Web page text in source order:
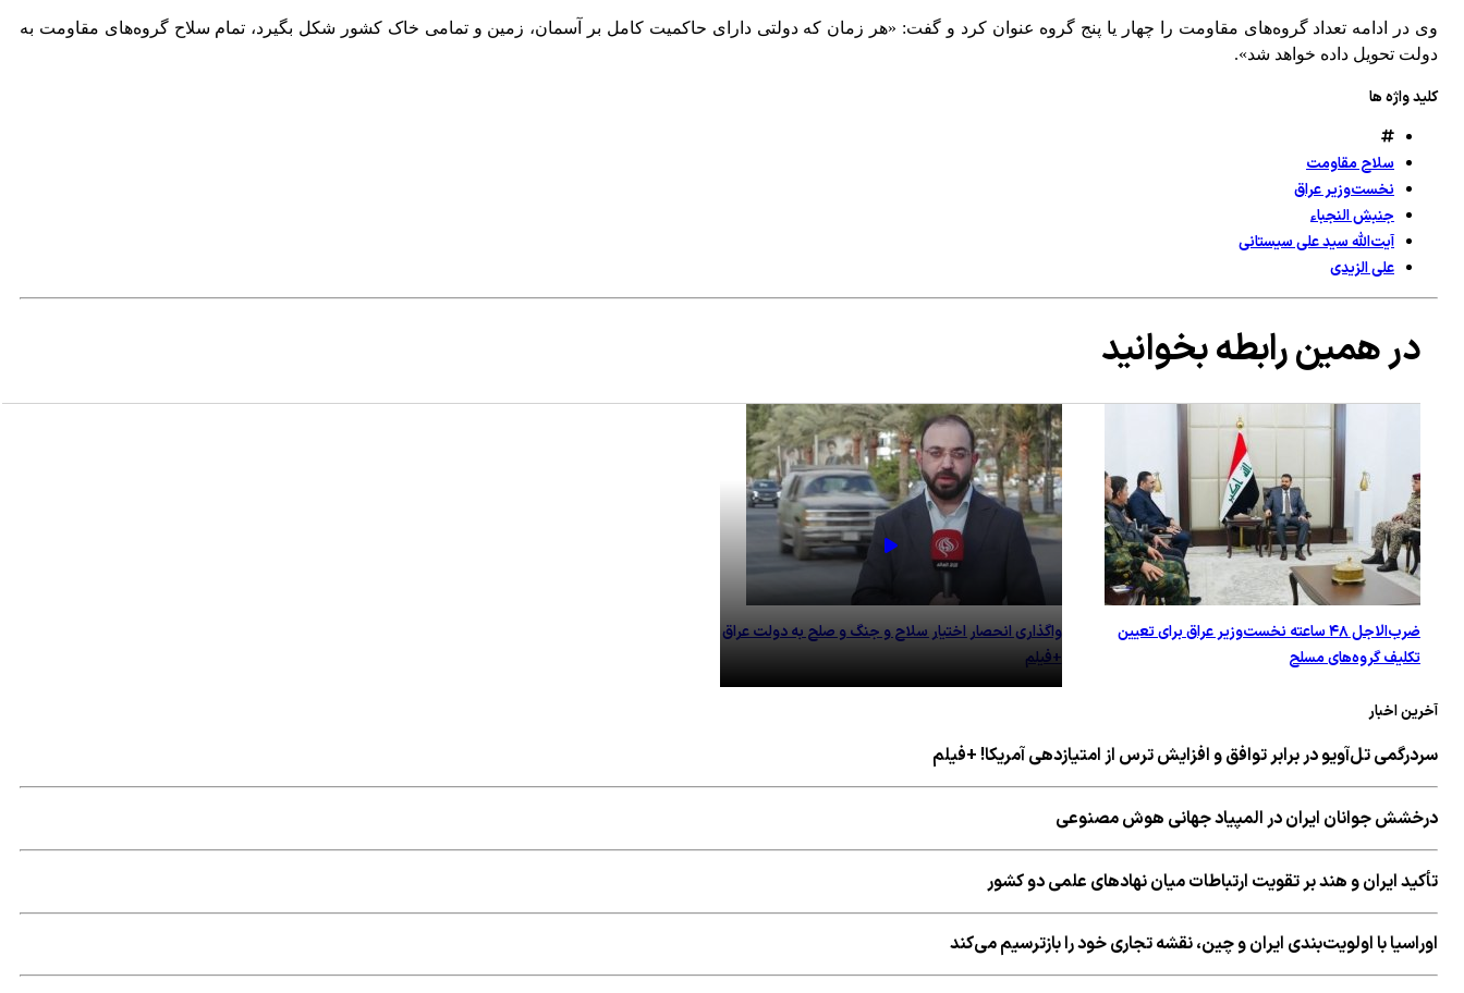
وی در ادامه تعداد گروه‌های مقاومت را چهار یا پنج گروه عنوان کرد و گفت: «هر زمان که دولتی دارای حاکمیت کامل بر آسمان، زمین و تمامی خاک کشور شکل بگیرد، تمام سلاح گروه‌های مقاومت به
دولت تحویل داده خواهد شد».
کلید واژه ها
سلاح مقاومت
نخست‌وزیر عراق
جنبش النجباء
آیت‌الله سید علی سیستانی
علی الزیدی
در همین رابطه بخوانید
ضرب‌الاجل ۴۸ ساعته نخست‌وزیر عراق برای تعیین
تکلیف گروه‌های مسلح
واگذاری انحصار اختیار سلاح و جنگ و صلح به دولت عراق
+فیلم
آخرین اخبار
سردرگمی تل‌آویو در برابر توافق و افزایش ترس از امتیازدهی آمریکا! +فیلم
درخشش جوانان ایران در المپیاد جهانی هوش مصنوعی
تأکید ایران و هند بر تقویت ارتباطات میان نهادهای علمی دو کشور
اوراسیا با اولویت‌بندی ایران و چین، نقشه تجاری خود را بازترسیم می‌کند